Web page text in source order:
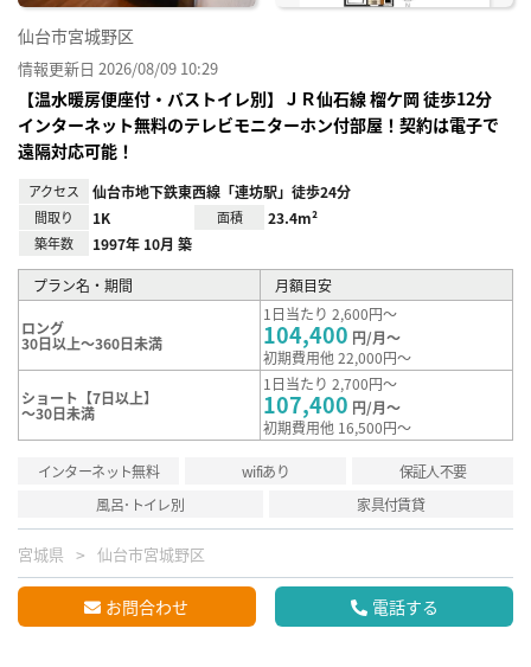
仙台市宮城野区
情報更新日 2026/08/09 10:29
【温水暖房便座付・バストイレ別】ＪＲ仙⽯線 榴ケ岡 徒歩12分
インターネット無料のテレビモニターホン付部屋！契約は電子で
遠隔対応可能！
アクセス 仙台市地下鉄東西線「連坊駅」徒歩24分
間取り 1K 面積 23.4m²
築年数 1997年 10月 築
プラン名・期間 月額目安
ロング
30日以上～360日未満
1日当たり 2,600円～
104,400 円/月～
初期費用他 22,000円～
ショート【7日以上】
～30日未満
1日当たり 2,700円～
107,400 円/月～
初期費用他 16,500円～
インターネット無料 wifiあり
保証人不要
風呂･トイレ別
家具付賃貸
宮城県 仙台市宮城野区
お問合わせ 電話する